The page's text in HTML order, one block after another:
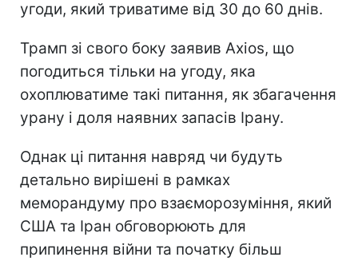
угоди, який триватиме від 30 до 60 днів.
Трамп зі свого боку заявив Axios, що
погодиться тільки на угоду, яка
охоплюватиме такі питання, як збагачення
урану і доля наявних запасів Ірану.
Однак ці питання навряд чи будуть
детально вирішені в рамках
меморандуму про взаєморозуміння, який
США та Іран обговорюють для
припинення війни та початку більш